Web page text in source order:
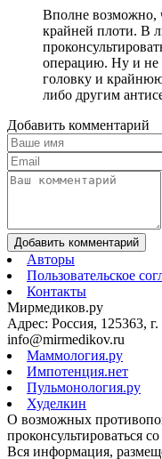
Вполне возможно,
крайней плоти. В
операцию. Ну и не
головку и
либо другим
Добавить комментарий
Добавить комментарий
Авторы
Пользовательское
Контакты
Мирмедиков.ру
Адрес: Россия, 125363,
info@mirmedikov.ru
Маммология.ру
Импотенция.нет
Пульмонология.ру
Худелкин
О возможных
проконсультироваться
Вся информация,